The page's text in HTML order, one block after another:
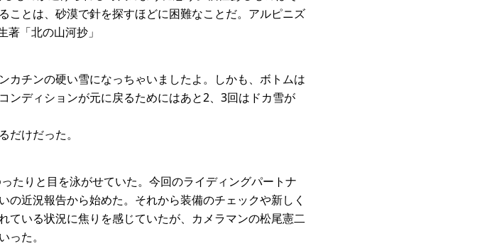
ことは、砂漠で針を探すほどに困難なことだ。アルピニズ
「北の山河抄」
カチンの硬い雪になっちゃいましたよ。しかも、ボトムは
ンディションが元に戻るためにはあと2、3回はドカ雪が
けだった。
たりと目を泳がせていた。今回のライディングパートナ
近況報告から始めた。それから装備のチェックや新しく
ている状況に焦りを感じていたが、カメラマンの松尾憲二
た。